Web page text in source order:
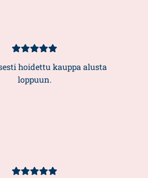
Kundbetyg
5/5hoidettu kauppa alusta
loppuun.
Kundbetyg